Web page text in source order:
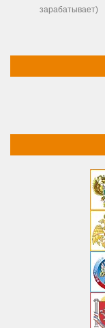
зарабатывает)